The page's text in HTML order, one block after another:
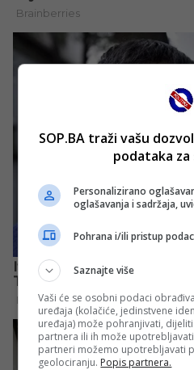
SOP.BA traži vašu
podataka za
Personalizirano
oglašavanja i sadržaja,
Pohrana i/ili pristup
Saznajte više
Vaši će se osobni podaci
uređaja (kolačiće, jedinstvene
uređaja) može pohranjivati,
partnera ili ih može
partneri možemo upotrebljavati
geolociranju. Popis partnera.